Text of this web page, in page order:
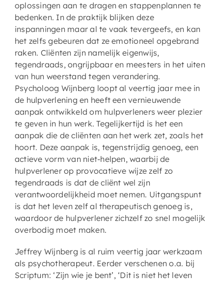
oplossingen aan te dragen en stappenplannen te
bedenken. In de praktijk blijken deze
inspanningen maar al te vaak tevergeefs, en kan
het zelfs gebeuren dat ze emotioneel opgebrand
raken. Cliënten zijn namelijk eigenwijs,
tegendraads, ongrijpbaar en meesters in het uiten
van hun weerstand tegen verandering.
Psycholoog Wijnberg loopt al veertig jaar mee in
de hulpverlening en heeft een vernieuwende
aanpak ontwikkeld om hulpverleners weer plezier
te geven in hun werk. Tegelijkertijd is het een
aanpak die de cliënten aan het werk zet, zoals het
hoort. Deze aanpak is, tegenstrijdig genoeg, een
actieve vorm van niet-helpen, waarbij de
hulpverlener op provocatieve wijze zelf zo
tegendraads is dat de cliënt wel zijn
verantwoordelijkheid moet nemen. Uitgangspunt
is dat het leven zelf al therapeutisch genoeg is,
waardoor de hulpverlener zichzelf zo snel mogelijk
overbodig moet maken.
Jeffrey Wijnberg is al ruim veertig jaar werkzaam
als psychotherapeut. Eerder verschenen o.a. bij
Scriptum: ‘Zijn wie je bent’, ‘Dit is niet het leven